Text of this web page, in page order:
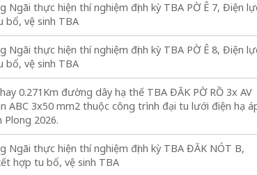
Ngãi thực hiện thí nghiệm định kỳ TBA PỜ Ê 7, Điện
bổ, vệ sinh TBA
Ngãi thực hiện thí nghiệm định kỳ TBA PỜ Ê 8, Điện
bổ, vệ sinh TBA
0.271Km đường dây hạ thế TBA ĐĂK PỜ RỒ 3x AV
ABC 3x50 mm2 thuộc công trình đại tu lưới điện hạ
2026.
Ngãi thực hiện thí nghiệm định kỳ TBA ĐĂK NÓT B,
hợp tu bổ, vệ sinh TBA